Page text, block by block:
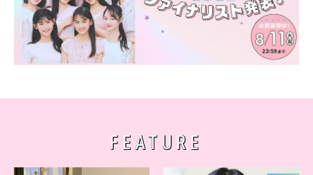
FEATURE